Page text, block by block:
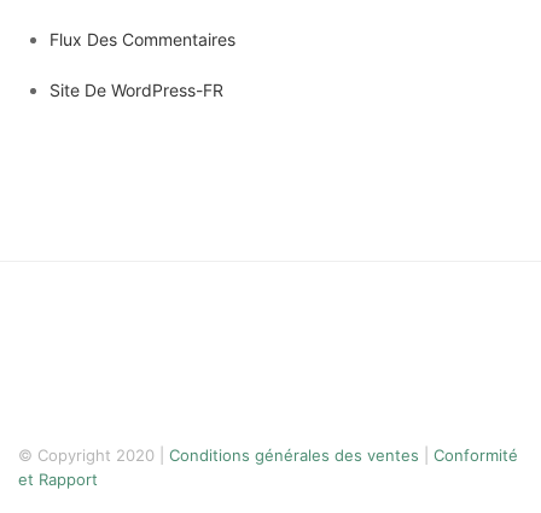
Flux Des Commentaires
Site De WordPress-FR
© Copyright 2020 | Conditions générales des ventes
Conformité
et Rapport